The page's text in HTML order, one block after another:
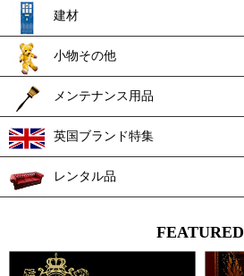
建材
小物その他
メンテナンス用品
英国ブランド特集
レンタル品
FEATURED